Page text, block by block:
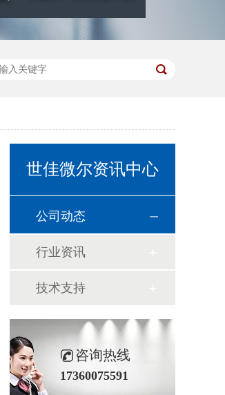
世佳微尔资讯中心
公司动态
行业资讯
技术支持
咨询热线
17360075591